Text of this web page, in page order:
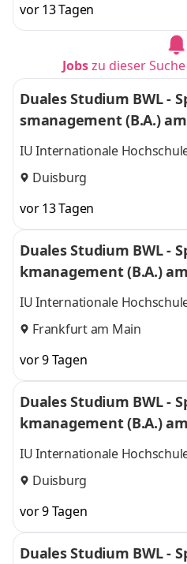
vor 13 Tagen
Jobszu dieser
Duales Studium BWL -
smanagement (B.A.)
l
IU Internationale
Duisburg
vor 13 Tagen
Duales Studium BWL -
kmanagement (B.A.)
l
IU Internationale
Frankfurt am Main
vor 9 Tagen
Duales Studium BWL -
kmanagement (B.A.)
l
IU Internationale
Duisburg
vor 9 Tagen
Duales Studium BWL -